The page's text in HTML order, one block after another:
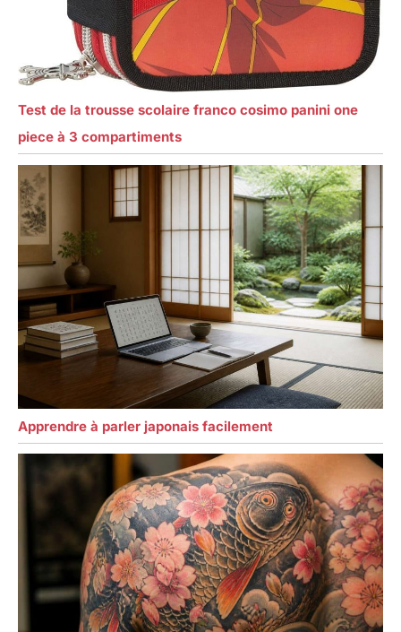
Test de la trousse scolaire franco cosimo panini one
piece à 3 compartiments
Apprendre à parler japonais facilement